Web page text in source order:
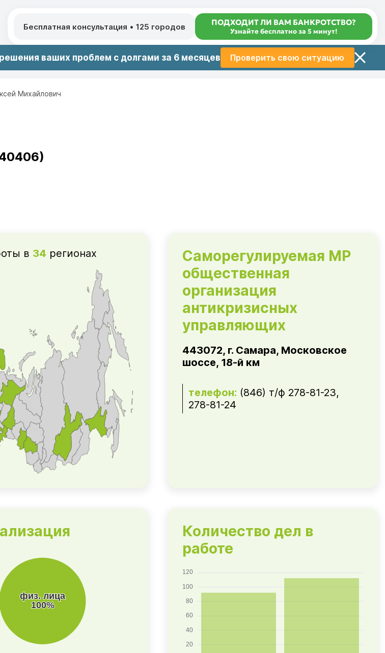
Бесплатная консультация • 125 городов ПОДХОДИТ ЛИ ВАМ БАНКРОТСТВО?
Узнайте бесплатно за 5 минут!
ваших проблем с долгами за 6 месяцев Проверить свою ситуацию
Михайлович
в 34 регионах
Саморегулируемая МР
общественная
организация
антикризисных
управляющих
443072, г. Самара, Московское
шоссе, 18-й км
телефон: (846) т/ф 278-81-23,
278-81-24
Количество дел в
работе